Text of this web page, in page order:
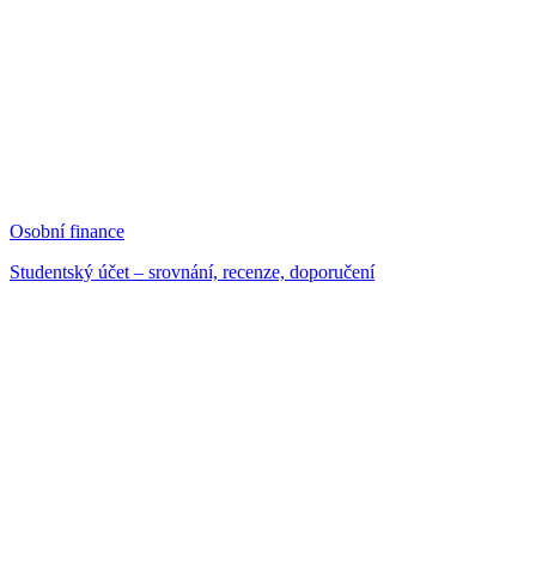
Osobní finance
Studentský účet – srovnání, recenze, doporučení